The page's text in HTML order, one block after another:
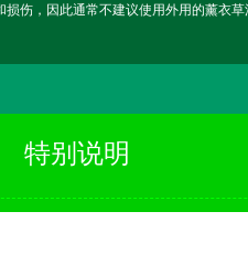
伤，因此通常不建议使用外用的薰衣草
特别说明